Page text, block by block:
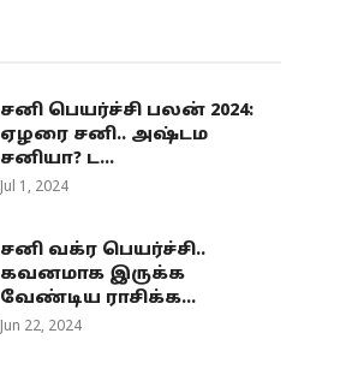
சனி பெயர்ச்சி பலன் 2024:
ஏழரை சனி.. அஷ்டம
சனியா? ட...
Jul 1, 2024
சனி வக்ர பெயர்ச்சி..
கவனமாக இருக்க
வேண்டிய ராசிக்க...
Jun 22, 2024